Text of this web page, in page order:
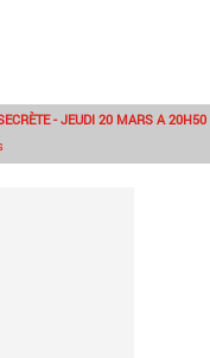
- JEUDI 20 MARS A 20H50